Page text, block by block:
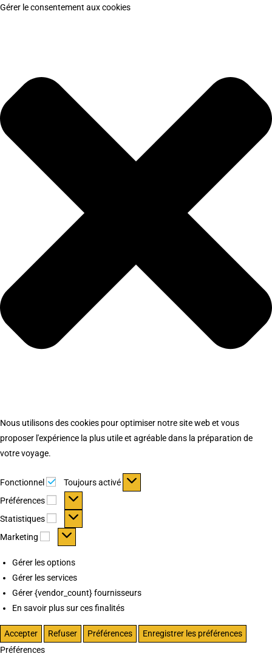
Gérer le consentement aux cookies
Nous utilisons des cookies pour optimiser notre site web et vous
proposer l'expérience la plus utile et agréable dans la préparation de
votre voyage.
Fonctionnel Fonctionnel
Toujours activé
Préférences
Préférences
Statistiques Statistiques
Marketing Marketing
Gérer les options
Gérer les services
Gérer {vendor_count} fournisseurs
En savoir plus sur ces finalités
Accepter Refuser Préférences
Enregistrer les préférences
Préférences